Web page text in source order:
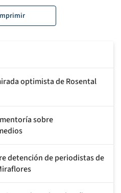
optimista de Rosental
sobre
detención de periodistas de